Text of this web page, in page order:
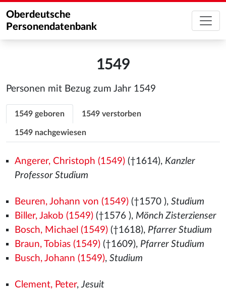
Oberdeutsche
Personendatenbank
1549
Personen mit Bezug zum Jahr 1549
1549 geboren 1549 verstorben
1549 nachgewiesen
Angerer, Christoph (1549)(†1614), Kanzler
Professor Studium
Beuren, Johann von (1549)(†1570 ), Studium
Biller, Jakob (1549)(†1576 ), Mönch Zisterzienser
Bosch, Michael (1549)(†1618), Pfarrer Studium
Braun, Tobias (1549)(†1609), Pfarrer Studium
Busch, Johann (1549), Studium
Clement, Peter,Jesuit